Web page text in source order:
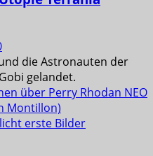
die Astronauten der
gelandet.
über Perry Rhodan NEO
Montillon)
erste Bilder